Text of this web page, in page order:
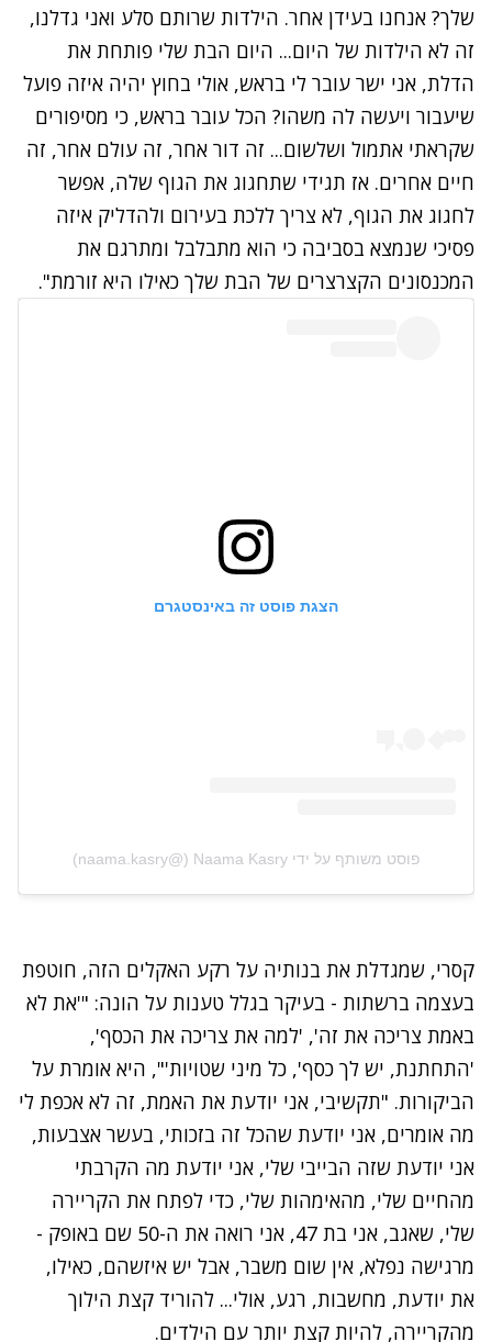
שלך? אנחנו בעידן אחר. הילדות שרותם סלע ואני גדלנו,
זה לא הילדות של היום... היום הבת שלי פותחת את
הדלת, אני ישר עובר לי בראש, אולי בחוץ יהיה איזה פועל
שיעבור ויעשה לה משהו? הכל עובר בראש, כי מסיפורים
שקראתי אתמול ושלשום... זה דור אחר, זה עולם אחר, זה
חיים אחרים. אז תגידי שתחגוג את הגוף שלה, אפשר
לחגוג את הגוף, לא צריך ללכת בעירום ולהדליק איזה
פסיכי שנמצא בסביבה כי הוא מתבלבל ומתרגם את
המכנסונים הקצרצרים של הבת שלך כאילו היא זורמת".
הצגת פוסט זה באינסטגרם
פוסט משותף על ידי ‏‎Naama Kasry‎‏ (@‏‎naama.kasry‎‏)
קסרי, שמגדלת את בנותיה על רקע האקלים הזה, חוטפת
בעצמה ברשתות - בעיקר בגלל טענות על הונה: "'את לא
באמת צריכה את זה', 'למה את צריכה את הכסף',
'התחתנת, יש לך כסף', כל מיני שטויות'", היא אומרת על
הביקורות. "תקשיבי, אני יודעת את האמת, זה לא אכפת לי
מה אומרים, אני יודעת שהכל זה בזכותי, בעשר אצבעות,
אני יודעת שזה הבייבי שלי, אני יודעת מה הקרבתי
מהחיים שלי, מהאימהות שלי, כדי לפתח את הקריירה
שלי, שאגב, אני בת 47, אני רואה את ה-50 שם באופק -
מרגישה נפלא, אין שום משבר, אבל יש איזשהם, כאילו,
את יודעת, מחשבות, רגע, אולי... להוריד קצת הילוך
מהקריירה, להיות קצת יותר עם הילדים.